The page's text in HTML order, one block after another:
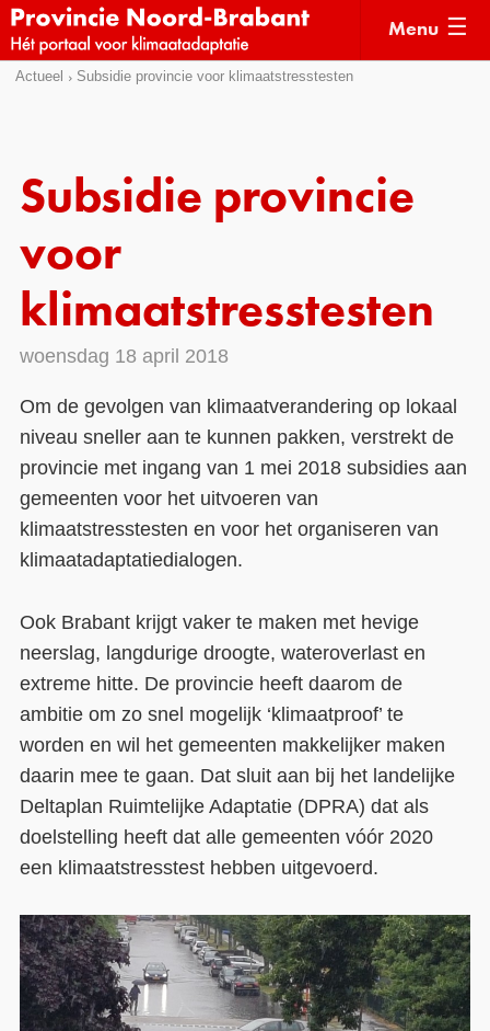
Sla
naar
menu
naar
pagina
Menu
Actueel Subsidie provincie voor klimaatstresstesten
Subsidie provincie
voor
klimaatstresstesten
woensdag 18 april 2018
Om de gevolgen van klimaatverandering op lokaal
niveau sneller aan te kunnen pakken, verstrekt de
provincie met ingang van 1 mei 2018 subsidies aan
gemeenten voor het uitvoeren van
klimaatstresstesten en voor het organiseren van
klimaatadaptatiedialogen.
Ook Brabant krijgt vaker te maken met hevige
neerslag, langdurige droogte, wateroverlast en
extreme hitte. De provincie heeft daarom de
ambitie om zo snel mogelijk ‘klimaatproof’ te
worden en wil het gemeenten makkelijker maken
daarin mee te gaan. Dat sluit aan bij het landelijke
Deltaplan Ruimtelijke Adaptatie (DPRA) dat als
doelstelling heeft dat alle gemeenten vóór 2020
een klimaatstresstest hebben uitgevoerd.
Actueel
Klimaatverhalen
Kennisdossiers
Voorbeelden
Subsidies
Monitoring
Contact
LIFE-IP Klimaatadaptatie
Weerbaar Dommelland